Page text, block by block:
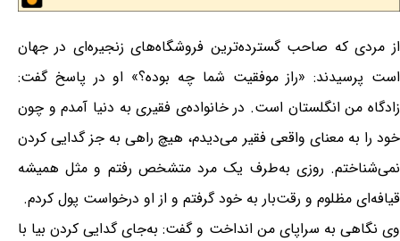
از مردی که صاحب گسترده‌ترین فروشگاه‌های زنجیره‌ای در جهان
است پرسیدند: «راز موفقیت شما چه بوده؟» او در پاسخ گفت:
زادگاه من انگلستان است. در خانواده‌ی فقیری به دنیا آمدم و چون
خود را به معنای واقعی فقیر می‌دیدم، هیچ راهی به جز گدایی کردن
نمی‌شناختم. روزی به‌طرف یک مرد متشخص رفتم و مثل همیشه
قیافه‌ای مظلوم و رقت‌بار به خود گرفتم و از او درخواست پول کردم.
وی نگاهی به سراپای من انداخت و گفت: به‌جای گدایی کردن بیا با